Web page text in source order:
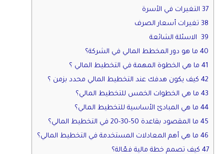
37 التغيرات في الأسرة
38 تغيرات أسعار الصرف
39 الاسئلة الشائعة
40 ما هو دور المخطط المالي في الشركة؟
41 ما هي الخطوة المهمة في التخطيط المالي ؟
42 كيف يكون هدفك عند التخطيط المالي محدد بزمن ؟
43 ما هي الخطوات الخمس للتخطيط المالي؟
44 ما هي المبادئ الأساسية للتخطيط المالي؟
45 ما المقصود بقاعدة 50-30-20 في التخطيط المالي؟
46 ما هي أهم المعادلات المستخدمة في التخطيط المالي؟
47 كيف تصمم خطة مالية فعّالة؟